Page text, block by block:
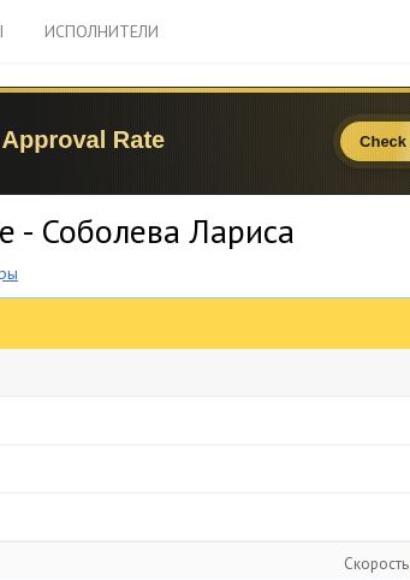
ИСПОЛНИТЕЛИ
- Соболева Лариса
Скорость